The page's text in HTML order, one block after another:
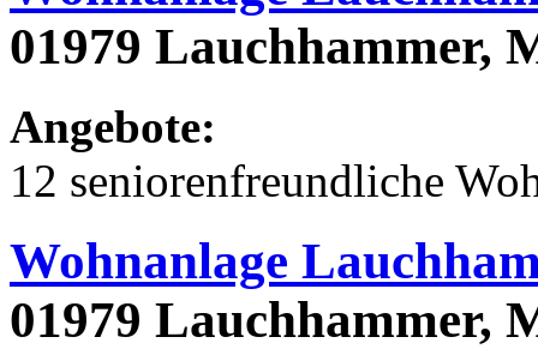
01979 Lauchhammer,
Angebote:
12 seniorenfreundliche
Wohnanlage
01979 Lauchhammer,